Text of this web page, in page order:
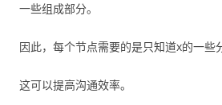
一些组成部分。
因此，每个节点需要的是只知道x的一些
这可以提高沟通效率。